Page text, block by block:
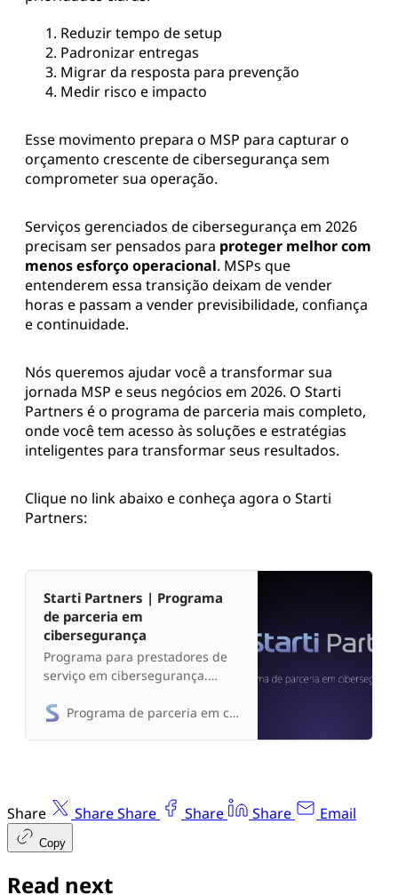
Reduzir tempo de setup
Padronizar entregas
Migrar da resposta para prevenção
Medir risco e impacto
Esse movimento prepara o MSP para capturar o
orçamento crescente de cibersegurança sem
comprometer sua operação.
Serviços gerenciados de cibersegurança em 2026
precisam ser pensados para proteger melhor com
menos esforço operacional. MSPs que
entenderem essa transição deixam de vender
horas e passam a vender previsibilidade, confiança
e continuidade.
Nós queremos ajudar você a transformar sua
jornada MSP e seus negócios em 2026. O Starti
Partners é o programa de parceria mais completo,
onde você tem acesso às soluções e estratégias
inteligentes para transformar seus resultados.
Clique no link abaixo e conheça agora o Starti
Partners:
Starti Partners | Programa
de parceria em
cibersegurança
Programa para prestadores de
serviço em cibersegurança.
técnico e condições comerciaisPrograma de parceria em cibersegurança
Share ShareShare Share Share Email
Copy
Read next